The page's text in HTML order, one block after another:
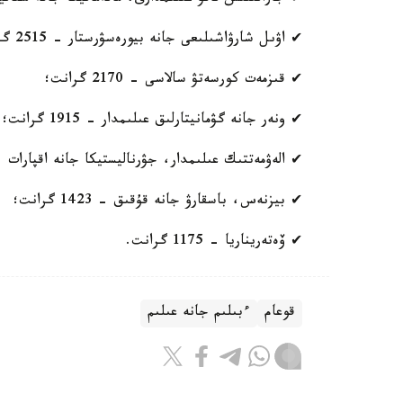
✔ اۋىل شارۋاشىلىعى جانە بيورەسۋرستار - 2515 گرانت؛
✔ قىزمەت كورسەتۋ سالاسى - 2170 گرانت؛
✔ ونەر جانە گۋمانيتارلىق عىلىمدار - 1915 گرانت؛
✔ الەۋمەتتىك عىلىمدار، جۋرناليستيكا جانە اقپارات - 1485
✔ بيزنەس، باسقارۋ جانە قۇقىق - 1423 گرانت؛
✔ ۆەتەريناريا - 1175 گرانت.
قوعام ءبىلىم جانە عىلىم